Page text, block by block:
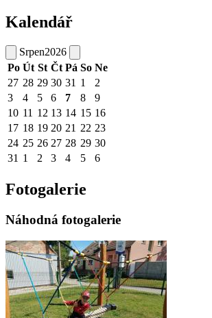
Kalendář
Srpen2026
Po Út St Čt Pá So Ne
27 28 29 30 31 1
2
3
4 5 6 7 8
9
10 11 12 13 14 15 16
17 18 19 20 21 22 23
24 25 26 27 28 29 30
31 1 2 3 4 5 6
Fotogalerie
Náhodná fotogalerie